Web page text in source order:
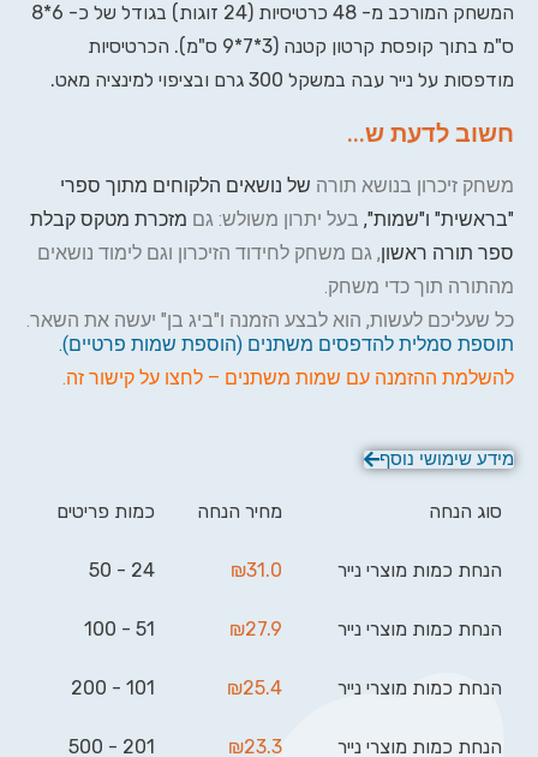
המשחק המורכב מ- 48 כרטיסיות (24 זוגות) בגודל של כ- 6*8
ס"מ בתוך קופסת קרטון קטנה (3*7*9 ס"מ). הכרטיסיות
מודפסות על נייר עבה במשקל 300 גרם ובציפוי למינציה מאט.
חשוב לדעת ש...
משחק זיכרון בנושא תורה של נושאים הלקוחים מתוך ספרי
"בראשית" ו"שמות", בעל יתרון משולש: גם מזכרת מטקס קבלת
ספר תורה ראשון, גם משחק לחידוד הזיכרון וגם לימוד נושאים
מהתורה תוך כדי משחק.
כל שעליכם לעשות, הוא לבצע הזמנה ו"ביג בן" יעשה את השאר.
תוספת סמלית להדפסים משתנים (הוספת שמות פרטיים).
להשלמת ההזמנה עם שמות משתנים – לחצו על קישור זה.
מידע שימושי נוסף
סוג הנחה מחיר הנחה כמות פריטים
הנחת כמות מוצרי נייר ₪31.0
24 - 50
הנחת כמות מוצרי נייר ₪27.9
51 - 100
הנחת כמות מוצרי נייר ₪25.4
101 - 200
הנחת כמות מוצרי נייר ₪23.3
201 - 500